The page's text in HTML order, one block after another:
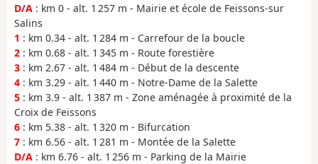
D/A : km 0 - alt. 1 257 m - Mairie et école de Feissons-sur
Salins
1 : km 0.34 - alt. 1 284 m - Carrefour de la boucle
2 : km 0.68 - alt. 1 345 m - Route forestière
3 : km 2.67 - alt. 1 484 m - Début de la descente
4 : km 3.29 - alt. 1 440 m - Notre-Dame de la Salette
5 : km 3.9 - alt. 1 387 m - Zone aménagée à proximité de la
Croix de Feissons
6 : km 5.38 - alt. 1 320 m - Bifurcation
7 : km 6.56 - alt. 1 281 m - Montée de la Salette
D/A : km 6.76 - alt. 1 256 m - Parking de la Mairie